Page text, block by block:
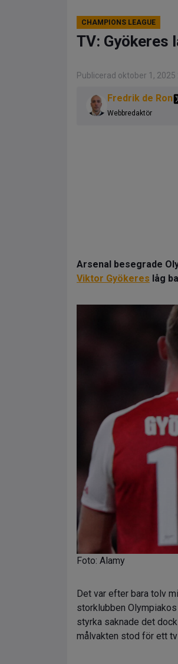
CHAMPIONS LEAGUE
TV: Gyökeres
Publicerad oktober 1, 2025
Fredrik de Ron
Webbredaktör
Arsenal besegrade
Viktor Gyökeres låg
Foto: Alamy
Det var efter bara tolv
storklubben
styrka saknade det
målvakten stod för ett